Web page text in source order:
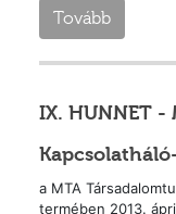
Tovább
IX. HUNNET -
a MTA
termében 2013.